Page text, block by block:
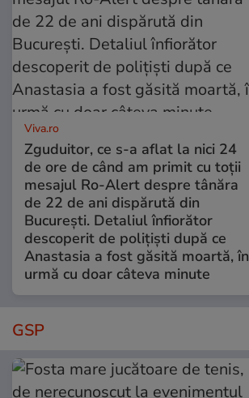
Viva.ro
Zguduitor, ce s-a aflat la nici 24
de ore de când am primit cu toții
mesajul Ro-Alert despre tânăra
de 22 de ani dispărută din
București. Detaliul înfiorător
descoperit de polițiști după ce
Anastasia a fost găsită moartă, în
urmă cu doar câteva minute
GSP